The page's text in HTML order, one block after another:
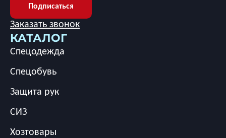
КАТАЛОГ
Спецодежда
Спецобувь
Защита рук
СИЗ
Хозтовары
Подписаться
Заказать звонок